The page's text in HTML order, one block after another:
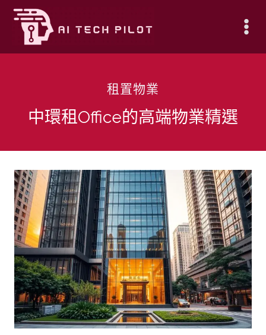
Skip
content
租置物業
中環租Office的高端物業精選